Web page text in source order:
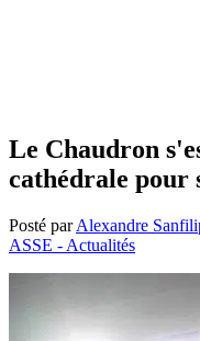
Le Chaudron
cathédrale pour
Posté parAlexandre
ASSE - Actualités